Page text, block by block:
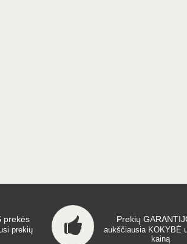
prekės
prekių
Prekių
aukščiausia KOKYBĖ
kainą